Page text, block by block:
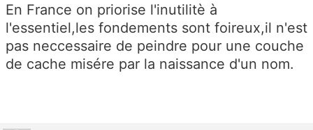
En France on priorise l'inutilitè à
l'essentiel,les fondements sont foireux,il n'est
pas neccessaire de peindre pour une couche
de cache misére par la naissance d'un nom.